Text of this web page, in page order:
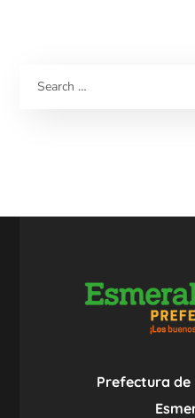
Prefectura de